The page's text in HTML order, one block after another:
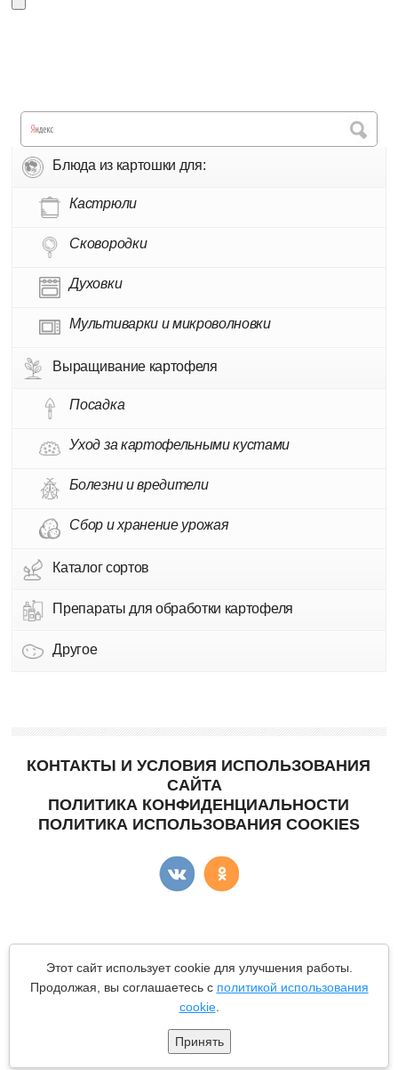
Блюда из картошки для:
Кастрюли
Сковородки
Духовки
Мультиварки и микроволновки
Выращивание картофеля
Посадка
Уход за картофельными кустами
Болезни и вредители
Сбор и хранение урожая
Каталог сортов
Препараты для обработки картофеля
Другое
КОНТАКТЫ И УСЛОВИЯ ИСПОЛЬЗОВАНИЯ
САЙТА
ПОЛИТИКА КОНФИДЕНЦИАЛЬНОСТИ
ПОЛИТИКА ИСПОЛЬЗОВАНИЯ COOKIES
Copyright © "КартоФан"- сайт о картошке.
Все материалы данного сайта являются объектами авторского
права (в том числе дизайн). Запрещается копирование,
распространение (в том числе путем копирования на другие
информации и объектов без предварительного согласия
правообладателя.
Этот сайт использует cookie для улучшения работы.
Продолжая, вы соглашаетесь с политикой использования
cookie.
Принять